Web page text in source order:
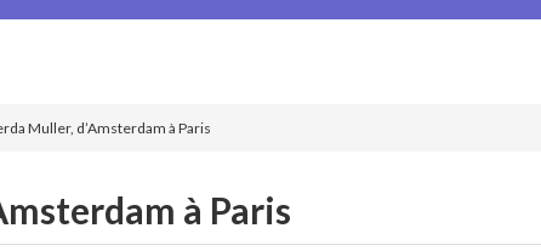
Muller, d’Amsterdam à Paris
à Paris